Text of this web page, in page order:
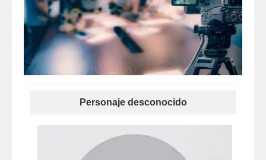
Personaje desconocido